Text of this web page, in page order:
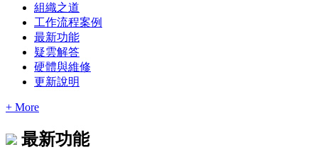
組織之道
工作流程案例
最新功能
疑雲解答
硬體與維修
更新說明
+ More
最新功能